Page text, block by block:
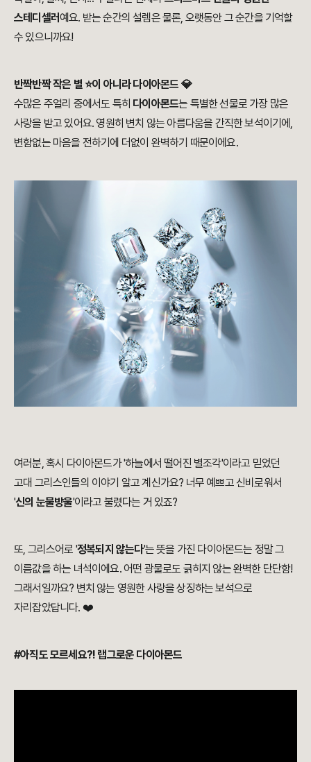
스테디셀러 예요. 받는 순간의 설렘은 물론, 오랫동안 그 순간을 기억할
수 있으니까요!
반짝반짝 작은 별 ⭐이 아니라 다이아몬드 💎
수많은 주얼리 중에서도 특히 다이아몬드는 특별한 선물로 가장 많은
사랑을 받고 있어요. 영원히 변치 않는 아름다움을 간직한 보석이기에,
변함없는 마음을 전하기에 더없이 완벽하기 때문이에요.
여러분, 혹시 다이아몬드가 '하늘에서 떨어진 별조각'이라고 믿었던
고대 그리스인들의 이야기 알고 계신가요? 너무 예쁘고 신비로워서
'신의 눈물방울'이라고 불렸다는 거 있죠?
또, 그리스어로 '정복되지 않는다'는 뜻을 가진 다이아몬드는 정말 그
이름값을 하는 녀석이에요. 어떤 광물로도 긁히지 않는 완벽한 단단함!
그래서일까요? 변치 않는 영원한 사랑을 상징하는 보석으로
자리잡았답니다. ❤️
#아직도 모르세요?! 랩그로운 다이아몬드